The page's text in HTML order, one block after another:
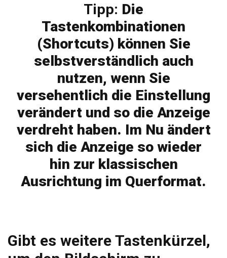
Tipp: Die
Tastenkombinationen
(Shortcuts) können Sie
selbstverständlich auch
nutzen, wenn Sie
versehentlich die Einstellung
verändert und so die Anzeige
verdreht haben. Im Nu ändert
sich die Anzeige so wieder
hin zur klassischen
Ausrichtung im Querformat.
Gibt es weitere Tastenkürzel,